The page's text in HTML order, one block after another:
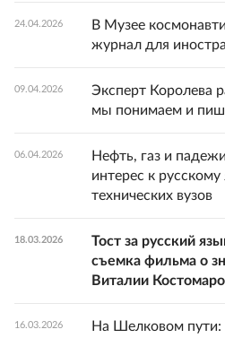
24.04.2026
В Музее
журнал для
09.04.2026
Эксперт Королева
мы понимаем и
06.04.2026
Нефть, газ и
интерес к
технических вузов
18.03.2026
Тост за русский
съемка фильма о
Виталии
16.03.2026
На Шелковом